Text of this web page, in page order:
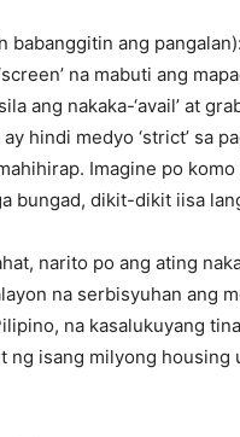
ang
na mabuti ang
ang nakaka-‘avail’ at
hindi medyo ‘strict’ sa
Imagine po komo
bungad, dikit-dikit iisa
narito po ang ating
na serbisyuhan ang
na kasalukuyang
ng isang milyong housing